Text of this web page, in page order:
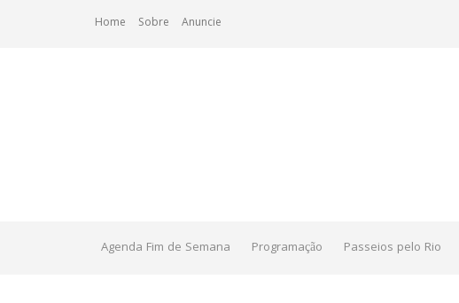
Home Sobre Anuncie
Agenda Fim de Semana Programação Passeios pelo Rio